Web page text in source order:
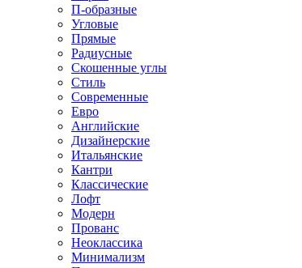
П-образные
Угловые
Прямые
Радиусные
Скошенные углы
Стиль
Современные
Евро
Английские
Дизайнерские
Итальянские
Кантри
Классические
Лофт
Модерн
Прованс
Неоклассика
Минимализм